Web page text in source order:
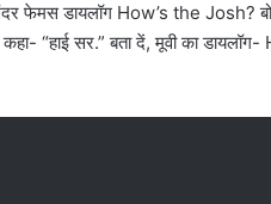
फेमस डायलॉग How’s the Josh?
“हाई सर.” बता दें, मूवी का डायलॉग-